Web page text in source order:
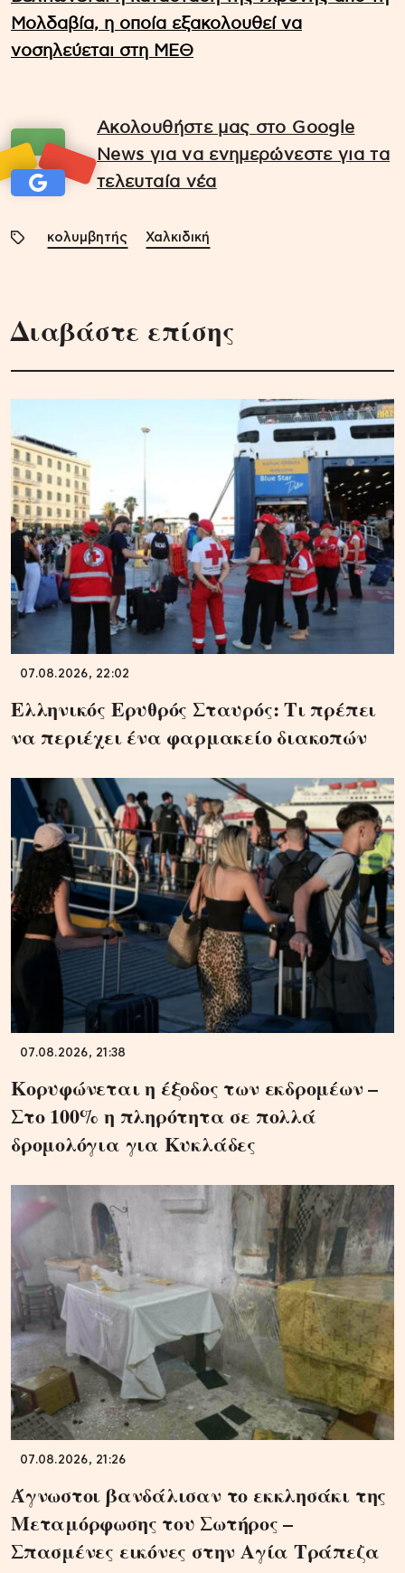
Μολδαβία, η οποία εξακολουθεί να
νοσηλεύεται στη ΜΕΘ
Ακολουθήστε μας στο Google
News για να ενημερώνεστε για τα
τελευταία νέα
κολυμβητής Χαλκιδική
Διαβάστε επίσης
07.08.2026, 22:02
Ελληνικός Ερυθρός Σταυρός: Τι πρέπει
να περιέχει ένα φαρμακείο διακοπών
07.08.2026, 21:38
Κορυφώνεται η έξοδος των εκδρομέων –
Στο 100% η πληρότητα σε πολλά
δρομολόγια για Κυκλάδες
07.08.2026, 21:26
Άγνωστοι βανδάλισαν το εκκλησάκι της
Μεταμόρφωσης του Σωτήρος –
Σπασμένες εικόνες στην Αγία Τράπεζα